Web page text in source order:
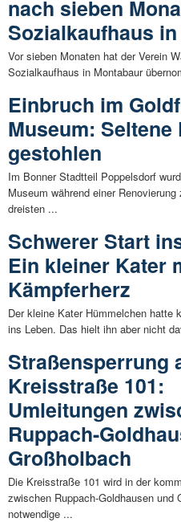
nach sieben
Sozialkaufhaus
Vor sieben Monaten hat der Verein
Sozialkaufhaus in Montabaur
Einbruch im
Museum:
gestohlen
Im Bonner Stadtteil Poppelsdorf
Museum während einer
dreisten ...
Schwerer Start
Ein kleiner Kater
Kämpferherz
Der kleine Kater Hümmelchen hatte
ins Leben. Das hielt ihn aber nicht
Straßensperrung
Kreisstraße 101:
Umleitungen
Ruppach-
Großholbach
Die Kreisstraße 101 wird in der
zwischen Ruppach-Goldhausen und
notwendige ...